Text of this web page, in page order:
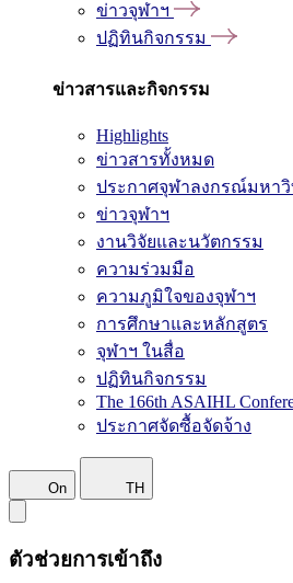
ข่าวจุฬาฯ
ปฏิทินกิจกรรม
ข่าวสารและกิจกรรม
Highlights
ข่าวสารทั้งหมด
ประกาศจุฬาลงกรณ์มหาวิ
ข่าวจุฬาฯ
งานวิจัยและนวัตกรรม
ความร่วมมือ
ความภูมิใจของจุฬาฯ
การศึกษาและหลักสูตร
จุฬาฯ ในสื่อ
ปฏิทินกิจกรรม
The 166th ASAIHL
ประกาศจัดซื้อจัดจ้าง
On TH
ตัวช่วยการเข้าถึง